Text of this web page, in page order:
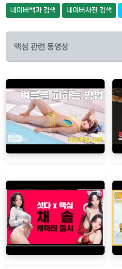
네이버백과 검색 네이버사전 검색
맥심 관련 동영상